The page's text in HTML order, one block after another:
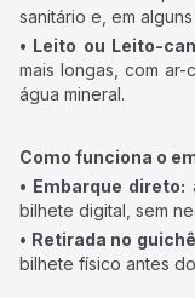
sanitário e, em
• Leito ou Leito-
mais longas, com ar-
água mineral.
Como funciona o
• Embarque direto:
bilhete digital, sem
• Retirada no
bilhete físico antes